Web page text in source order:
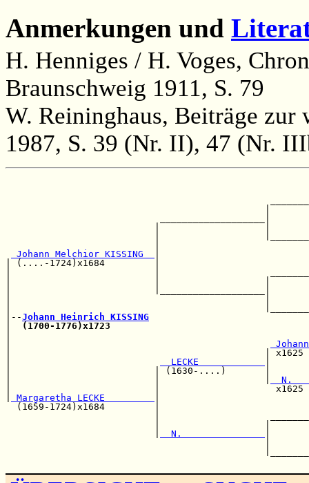
Anmerkungen und
H. Henniges / H. Voges,
Braunschweig 1911, S. 79
W. Reininghaus, Beiträge
1987, S. 39 (Nr. II), 47 (Nr.
|                   |
Johann Melchior KISSING
| (....-1724)x1684         |
|                          |
|                                              |
|--Johann Heinrich KISSING
(1700-1776)x1723
|
  LECKE
|                          | (1630-....)       |
|                          |
Margaretha LECKE
(1659-1724)x1684         |
|
  N.